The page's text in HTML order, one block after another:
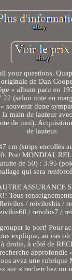
your questions.
de Dan
» album paru en
22 (selon note en
souvenir dune
main de lauteur
de moi).
de lauteur.
cm (strips encollés
Port MONDIAL
de 50) : 3.95
qui sera
ASSURANCE
Tous
/ reivilosbis /
/ reivilos7 /
le port! Pour
explique, au cas
droite, à côté de
approfondie
avez une rubrique
sur « recherchez un